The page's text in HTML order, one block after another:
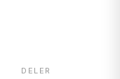
DELER